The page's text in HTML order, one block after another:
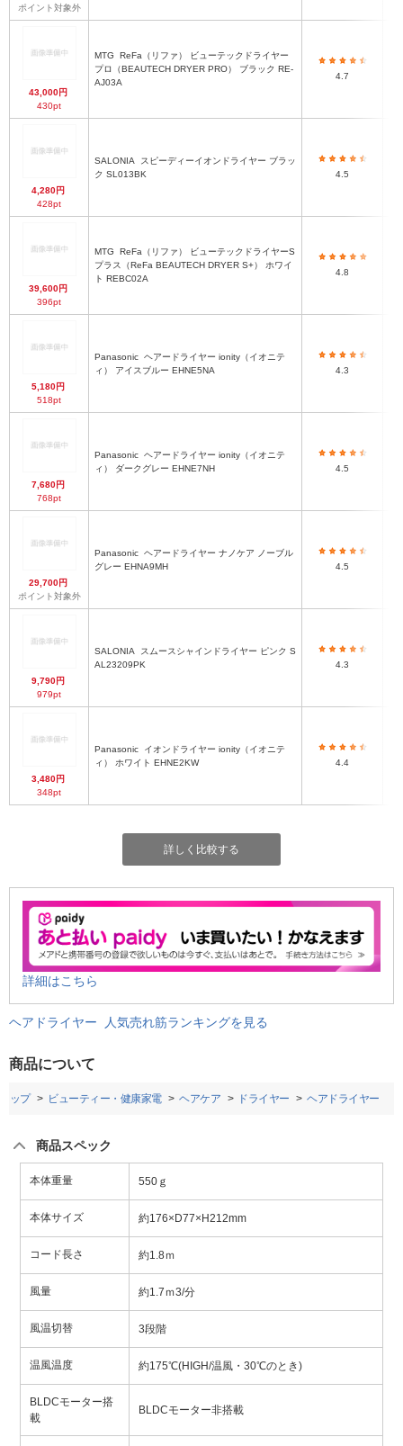
ポイント対象外
43,000円
430pt
MTG
プロ（BEAUTECH DRYER PRO） ブラック RE-
AJ03A
4.7
4,280円
428pt
SALONIA
ク SL013BK
4.5
39,600円
396pt
MTG
プラス（ReFa BEAUTECH DRYER S+） ホワイ
ト REBC02A
4.8
5,180円
518pt
Panasonic
ィ） アイスブルー EHNE5NA
4.3
7,680円
768pt
Panasonic
ィ） ダークグレー EHNE7NH
4.5
29,700円
ポイント対象外
Panasonic
グレー EHNA9MH
4.5
9,790円
979pt
SALONIA
AL23209PK
4.3
3,480円
348pt
Panasonic
ィ） ホワイト EHNE2KW
4.4
詳しく比較する
詳細はこちら
ヘアドライヤー 人気売れ筋ランキングを見る
商品について
トップ ビューティー・健康家電 ヘアケア ドライヤー ヘアドライヤー
商品スペック
本体重量 550ｇ
本体サイズ 約176×D77×H212mm
コード長さ 約1.8ｍ
風量 約1.7ｍ3/分
風温切替 3段階
温風温度 約175℃(HIGH/温風・30℃のとき)
BLDCモーター搭
載
BLDCモーター非搭載